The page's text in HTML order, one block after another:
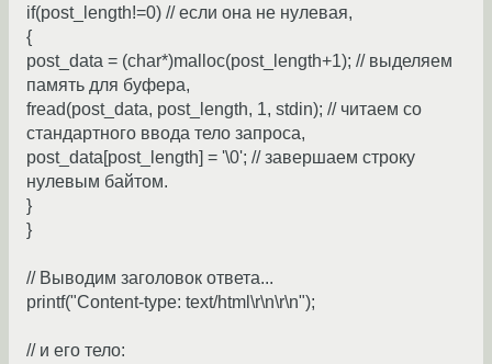
if(post_length!=0) // если она не нулевая,
{
post_data = (char*)malloc(post_length+1); // выделяем
память для буфера,
fread(post_data, post_length, 1, stdin); // читаем со
стандартного ввода тело запроса,
post_data[post_length] = '\0'; // завершаем строку
нулевым байтом.
}
}
// Выводим заголовок ответа...
printf("Content-type: text/html\r\n\r\n");
// и его тело: